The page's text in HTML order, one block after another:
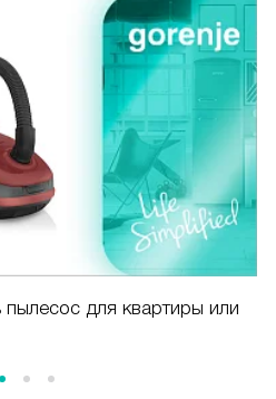
для квартиры или